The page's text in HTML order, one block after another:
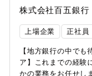
九州トップクラスの
ながら、九州エリア
す。地元企業の経
本です。3～4名の
広げたい方に適した
株式会社百五銀行
上場企業 正社員
【地方銀行の中で
ア】これまでの経験
かの業務をお任せし